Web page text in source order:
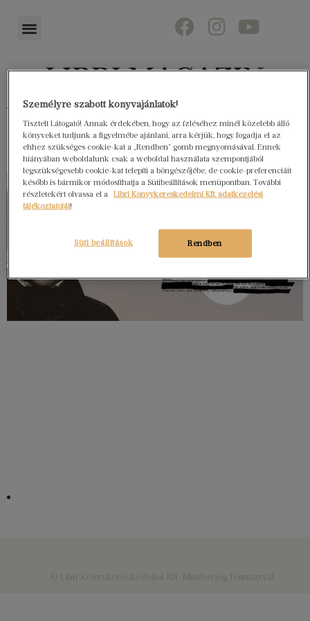
Könyvektől az olvasókig
Személyre szabott könyvajánlatok!
Tisztelt Látogató! Annak érdekében, hogy az ízléséhez minél közelebb álló
könyveket tudjunk a figyelmébe ajánlani, arra kérjük, hogy fogadja el az
ehhez szükséges cookie-kat a „Rendben” gomb megnyomásával. Ennek
hiányában weboldalunk csak a weboldal használata szempontjából
legszükségesebb cookie-kat telepíti a böngészőjébe, de cookie-preferenciáit
később is bármikor módosíthatja a Sütibeállítások menüpontban. További
részletekért olvassa el a
Libri Könyvkereskedelmi Kft. adatkezelési
tájékoztatóját!
Rendben
Süti beállítások